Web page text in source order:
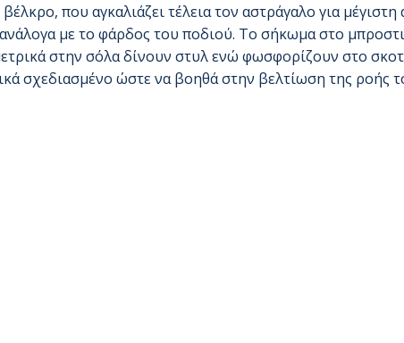
που αγκαλιάζει τέλεια τον αστράγαλο για
με το φάρδος του ποδιού. Το σήκωμα στο
στην σόλα δίνουν στυλ ενώ φωσφορίζουν στο
σχεδιασμένο ώστε να βοηθά στην βελτίωση της